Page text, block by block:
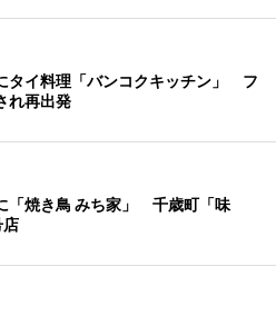
タイ料理「バンコクキッチン」 フ
れ再出発
「焼き鳥 みち家」 千歳町「味
店